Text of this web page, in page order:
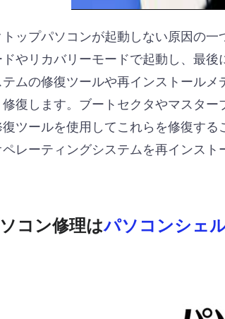
ップパソコンが起動しない原因の
ドやリカバリーモードで起動し、最
テムの修復ツールや再インストール
復します。ブートセクタやマスタ
ツールを使用してこれらを修復す
ペレーティングシステムを再インスト
コン修理はパソコンシェ